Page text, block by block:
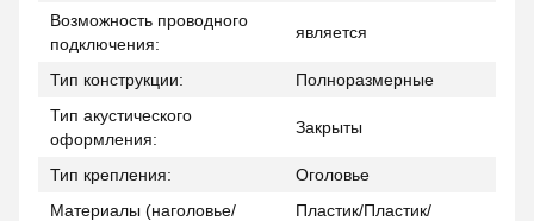
Возможность проводного
подключения:
является
Тип конструкции:
Полноразмерные
Тип акустического
оформления:
Закрыты
Тип крепления:
Оголовье
Материалы (наголовье/
Пластик/Пластик/